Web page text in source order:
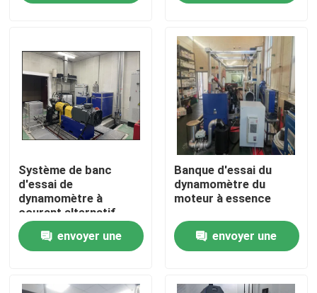
Contrôle qualité
Contactez-nous
Les affaires
Dynamomètre de couple
Dynamomètre à grande vitesse
Système de banc
d'essai de
dynamomètre à
courant alternatif
envoyer une
Banque d'essai du
dynamomètre du
moteur à essence
envoyer une